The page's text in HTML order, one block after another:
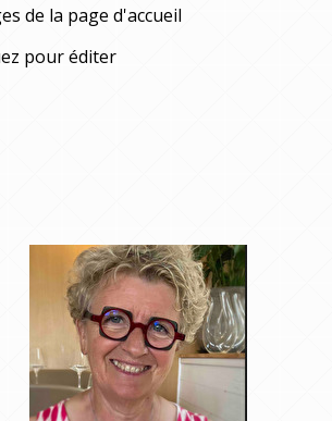
de la page d'accueil
pour éditer